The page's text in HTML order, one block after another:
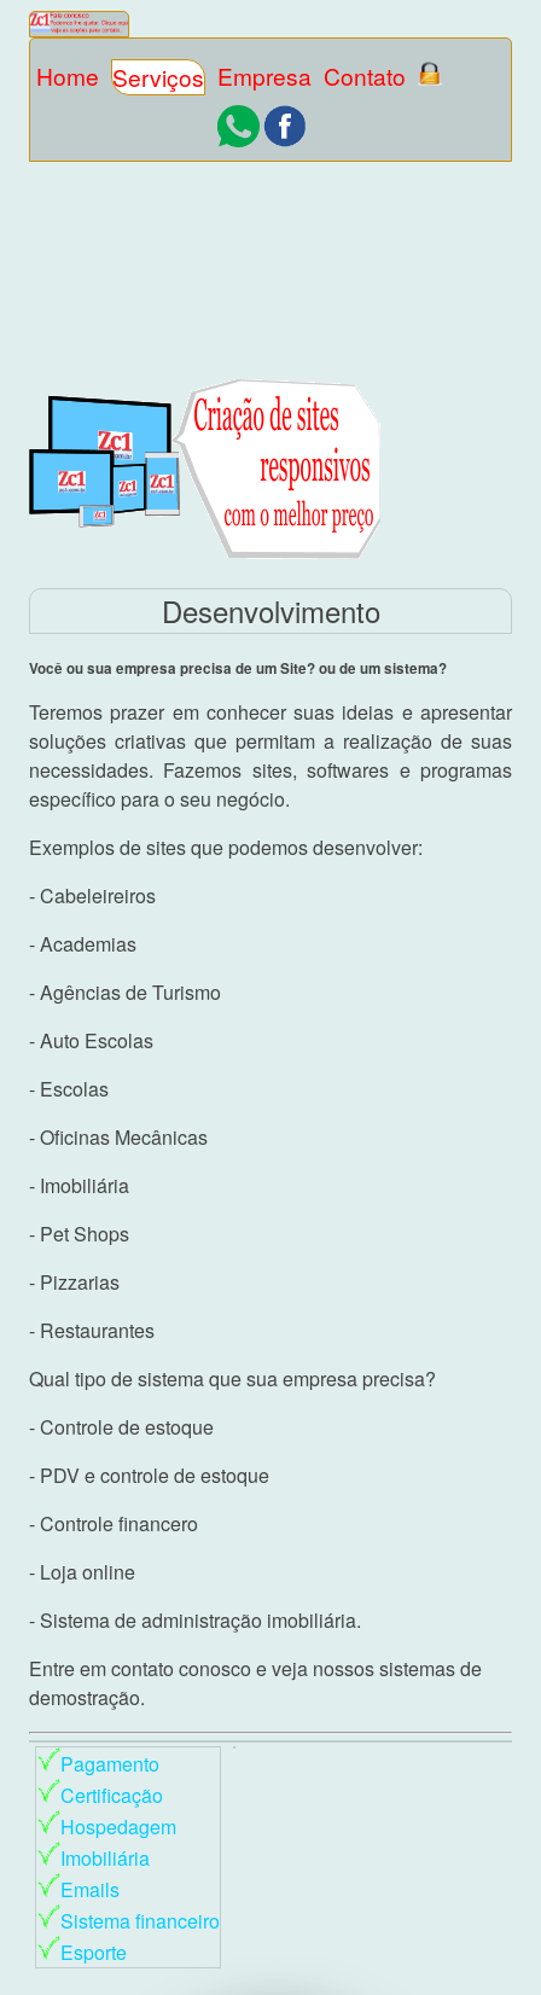
Home Serviços Empresa Contato
Desenvolvimento
Você ou sua empresa precisa de um Site? ou de um sistema?
Teremos prazer em conhecer suas ideias e apresentar
soluções criativas que permitam a realização de suas
necessidades. Fazemos sites, softwares e programas
específico para o seu negócio.
Exemplos de sites que podemos desenvolver:
- Cabeleireiros
- Academias
- Agências de Turismo
- Auto Escolas
- Escolas
- Oficinas Mecânicas
- Imobiliária
- Pet Shops
- Pizzarias
- Restaurantes
Qual tipo de sistema que sua empresa precisa?
- Controle de estoque
- PDV e controle de estoque
- Controle financero
- Loja online
- Sistema de administração imobiliária.
Entre em contato conosco e veja nossos sistemas de
demostração.
Pagamento
Certificação
Hospedagem
Imobiliária
Emails
Sistema financeiro
Esporte